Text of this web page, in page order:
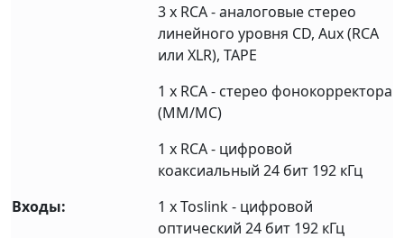
Входы:
3 х RCA - аналоговые стерео
линейного уровня CD, Aux (RCA
или XLR), TAPE
1 х RCA - стерео фонокорректора
(MM/MC)
1 х RCA - цифровой
коаксиальный 24 бит 192 кГц
1 х Toslink - цифровой
оптический 24 бит 192 кГц